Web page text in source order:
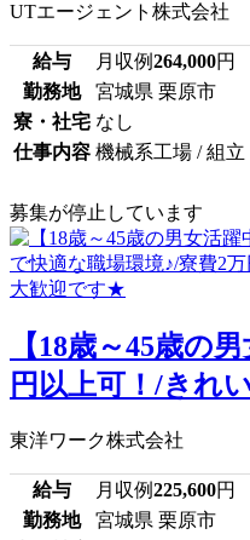
UTエージェント株式会社
給与 月収例264,000円
勤務地
宮城県 栗原市
寮・社宅 なし
仕事内容 機械系工場 / 組
募集が停止しています
【18歳～45歳の
円以上可！/きれ
東洋ワーク株式会社
給与 月収例225,600円
勤務地
宮城県 栗原市